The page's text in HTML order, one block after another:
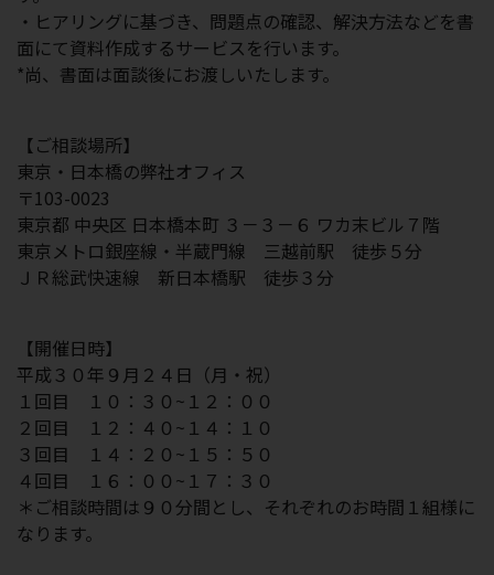
・ヒアリングに基づき、問題点の確認、解決方法などを書
面にて資料作成するサービスを行います。
*尚、書面は面談後にお渡しいたします。
【ご相談場所】
東京・日本橋の弊社オフィス
〒103-0023
東京都 中央区 日本橋本町 ３－３－６ ワカ末ビル７階
東京メトロ銀座線・半蔵門線 三越前駅 徒歩５分
ＪＲ総武快速線 新日本橋駅 徒歩３分
【開催日時】
平成３０年９月２４日（月・祝）
１回目 １０：３０~１２：００
２回目 １２：４０~１４：１０
３回目 １４：２０~１５：５０
４回目 １６：００~１７：３０
＊ご相談時間は９０分間とし、それぞれのお時間１組様に
なります。